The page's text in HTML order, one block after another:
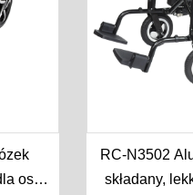
osób
RC-N3502
składany,